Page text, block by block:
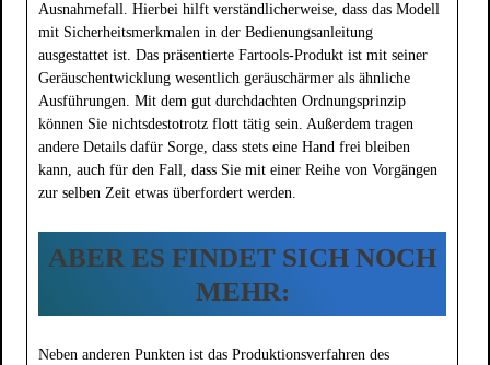
Ausnahmefall. Hierbei hilft verständlicherweise, dass das Modell
mit Sicherheitsmerkmalen in der Bedienungsanleitung
ausgestattet ist. Das präsentierte Fartools-Produkt ist mit seiner
Geräuschentwicklung wesentlich geräuschärmer als ähnliche
Ausführungen. Mit dem gut durchdachten Ordnungsprinzip
können Sie nichtsdestotrotz flott tätig sein. Außerdem tragen
andere Details dafür Sorge, dass stets eine Hand frei bleiben
kann, auch für den Fall, dass Sie mit einer Reihe von Vorgängen
zur selben Zeit etwas überfordert werden.
ABER ES FINDET SICH NOCH
MEHR:
Neben anderen Punkten ist das Produktionsverfahren des